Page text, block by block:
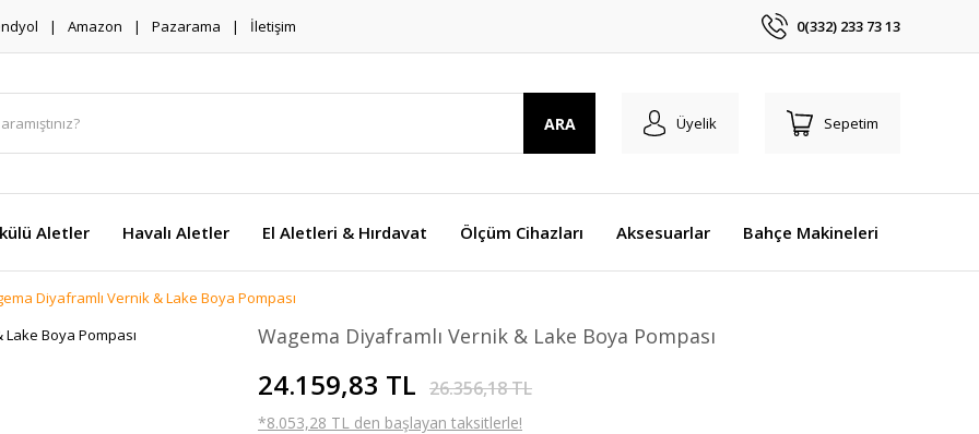
Amazon Pazarama İletişim 0(332) 233 73 13
ARA Üyelik Sepetim
Aletler Havalı Aletler El Aletleri & Hırdavat Ölçüm Cihazları Aksesuarlar Bahçe Makineleri
Diyaframlı Vernik & Lake Boya Pompası
Wagema Diyaframlı Vernik & Lake Boya Pompası
24.159,83 TL 26.356,18 TL
*8.053,28 TL den başlayan taksitlerle!